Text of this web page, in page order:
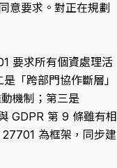
意要求。對正在規劃
要求所有個資處理活
「跨部門協作斷層」
機制；第三是
GDPR 第 9 條雖有相
為框架，同步建